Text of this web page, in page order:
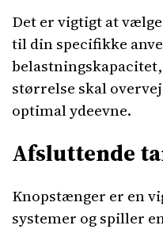
Det er vigtigt at
til din specifikke
størrelse skal
optimal ydeevne.
Afsluttende
Knopstænger er en
systemer og spiller